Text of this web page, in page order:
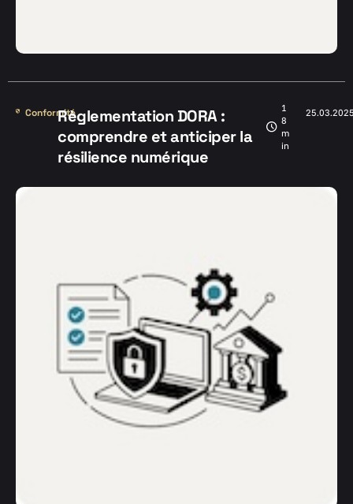
ConformitéRèglementation DORA :
comprendre et anticiper la
résilience numérique
1
8
m
in